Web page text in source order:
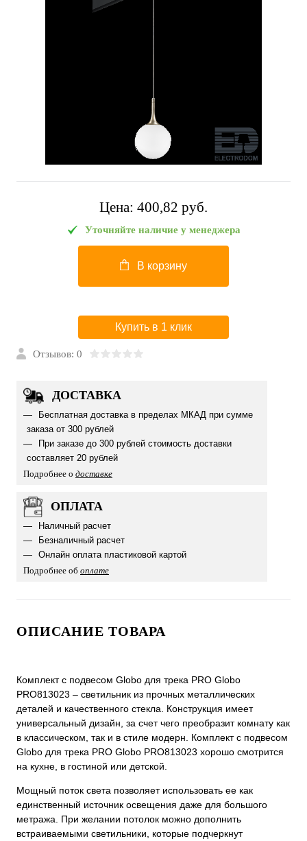
Цена: 400,82 pуб.
Уточняйте наличие у менеджера
В корзину
Купить в 1 клик
Отзывов: 0
ДОСТАВКА
Бесплатная доставка в пределах МКАД при сумме
заказа от 300 рублей
При заказе до 300 рублей стоимость доставки
составляет 20 рублей
Подробнее о доставке
ОПЛАТА
Наличный расчет
Безналичный расчет
Онлайн оплата пластиковой картой
Подробнее об оплате
ОПИСАНИЕ ТОВАРА
Комплект с подвесом Globo для трека PRO Globo
PRO813023 – светильник из прочных металлических
деталей и качественного стекла. Конструкция имеет
универсальный дизайн, за счет чего преобразит комнату как
в классическом, так и в стиле модерн. Комплект с подвесом
Globo для трека PRO Globo PRO813023 хорошо смотрится
на кухне, в гостиной или детской.
Мощный поток света позволяет использовать ее как
единственный источник освещения даже для большого
метража. При желании потолок можно дополнить
встраиваемыми светильники, которые подчеркнут